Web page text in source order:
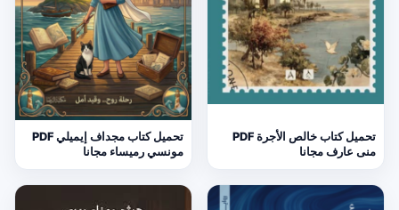
تحميل كتاب خالص الأجرة PDF
منى عارف مجانا
تحميل كتاب مجداف إيميلي PDF
مونسي رميساء مجانا